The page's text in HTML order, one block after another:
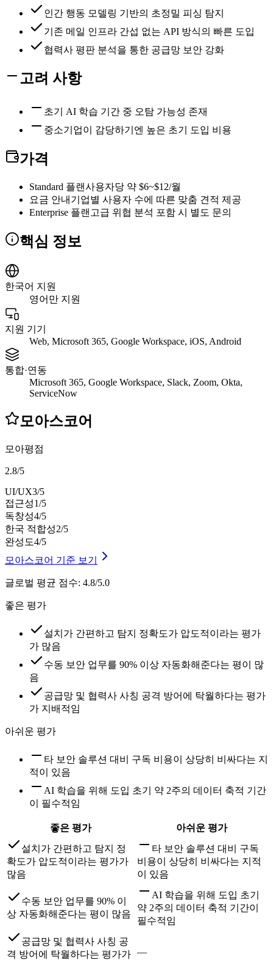
인간 행동 모델링 기반의 초정밀 피싱 탐지
기존 메일 인프라 간섭 없는 API 방식의 빠른 도입
협력사 평판 분석을 통한 공급망 보안 강화
고려 사항
초기 AI 학습 기간 중 오탐 가능성 존재
중소기업이 감당하기엔 높은 초기 도입 비용
가격
Standard 플랜사용자당 약 $6~$12/월
요금 안내 기업별 사용자 수에 따른 맞춤 견적 제공
Enterprise 플랜 고급 위협 분석 포함 시 별도 문의
핵심 정보
한국어 지원
영어만 지원
지원 기기
Web, Microsoft 365, Google Workspace, iOS, Android
통합·연동
Microsoft 365, Google Workspace, Slack, Zoom, Okta,
ServiceNow
모아스코어
모아평점
2.8/5
UI/UX3/5
접근성1/5
독창성4/5
한국 적합성2/5
완성도4/5
모아스코어 기준 보기
글로벌 평균 점수: 4.8/5.0
좋은 평가
설치가 간편하고 탐지 정확도가 압도적이라는 평가
가 많음
수동 보안 업무를 90% 이상 자동화해준다는 평이 많
음
공급망 및 협력사 사칭 공격 방어에 탁월하다는 평가
가 지배적임
아쉬운 평가
타 보안 솔루션 대비 구독 비용이 상당히 비싸다는 지
적이 있음
AI 학습을 위해 도입 초기 약 2주의 데이터 축적 기간
이 필수적임
좋은 평가
아쉬운 평가
설치가 간편하고 탐지 정
확도가 압도적이라는 평가가
많음
타 보안 솔루션 대비 구독
비용이 상당히 비싸다는 지적
이 있음
수동 보안 업무를 90% 이
상 자동화해준다는 평이 많음
AI 학습을 위해 도입 초기
약 2주의 데이터 축적 기간이
필수적임
공급망 및 협력사 사칭 공
격 방어에 탁월하다는 평가가 —